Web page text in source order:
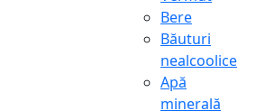
Bere
Băuturi
nealcoolice
Apă
minerală